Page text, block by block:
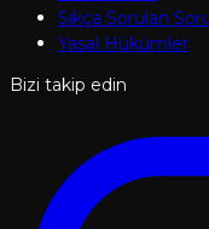
Sıkça Sorulan
Yasal Hükümler
Bizi takip edin